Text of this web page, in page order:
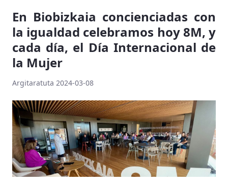
En Biobizkaia concienciadas con
la igualdad celebramos hoy 8M, y
cada día, el Día Internacional de
la Mujer
Argitaratuta 2024-03-08